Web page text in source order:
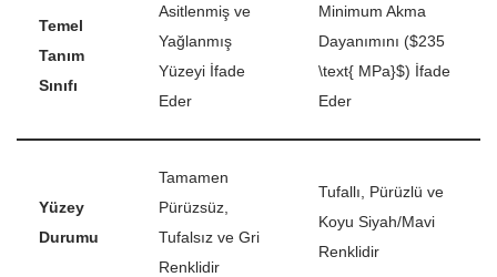
Temel
Tanım
Sınıfı
Asitlenmiş ve
Yağlanmış
Yüzeyi İfade
Eder
Minimum Akma
Dayanımını ($235
\text{ MPa}$) İfade
Eder
Yüzey
Durumu
Tamamen
Pürüzsüz,
Tufalsız ve Gri
Renklidir
Tufallı, Pürüzlü ve
Koyu Siyah/Mavi
Renklidir